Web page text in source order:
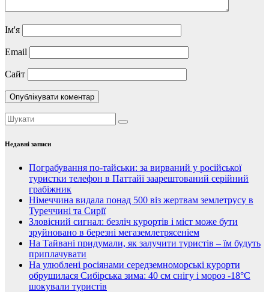
Ім'я
Email
Сайт
Недавні записи
Пограбування по-тайськи: за вирваний у російської
туристки телефон в Паттайї заарештований серійний
грабіжник
Німеччина видала понад 500 віз жертвам землетрусу в
Туреччині та Сирії
Зловісний сигнал: безліч курортів і міст може бути
зруйновано в березні мегаземлетрясеніем
На Тайвані придумали, як залучити туристів – їм будуть
приплачувати
На улюблені росіянами середземноморські курорти
обрушилася Сибірська зима: 40 см снігу і мороз -18°C
шокували туристів